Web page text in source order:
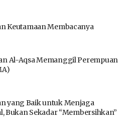
Keutamaan Membacanya
Al-Aqsa Memanggil Perempuan
yang Baik untuk Menjaga
Bukan Sekadar “Membersihkan”